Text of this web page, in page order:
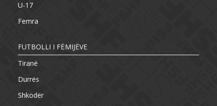
U-17
Femra
FUTBOLLI I FËMIJËVE
Tiranë
Durrës
Shkodër